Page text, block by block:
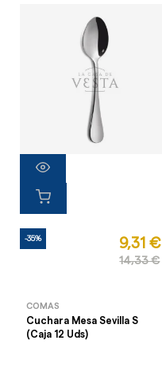
-35% 9,31 €
14,33 €
COMAS
Cuchara Mesa Sevilla S
(Caja 12 Uds)